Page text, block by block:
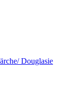
Douglasie